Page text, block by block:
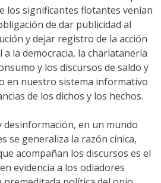
los significantes flotantes venían
de dar publicidad al
y dejar registro de la acción
la democracia, la charlatanería
y los discursos de saldo y
en nuestro sistema informativo
de los dichos y los hechos.
desinformación, en un mundo
se generaliza la razón cínica,
acompañan los discursos es el
evidencia a los odiadores